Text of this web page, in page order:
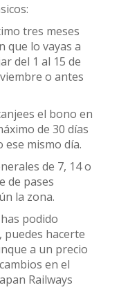
tres meses
que lo vayas a
del 1 al 15 de
o antes
el bono en
de 30 días
mismo día.
de 7, 14 o
de pases
la zona.
podido
puedes hacerte
a un precio
en el
Railways